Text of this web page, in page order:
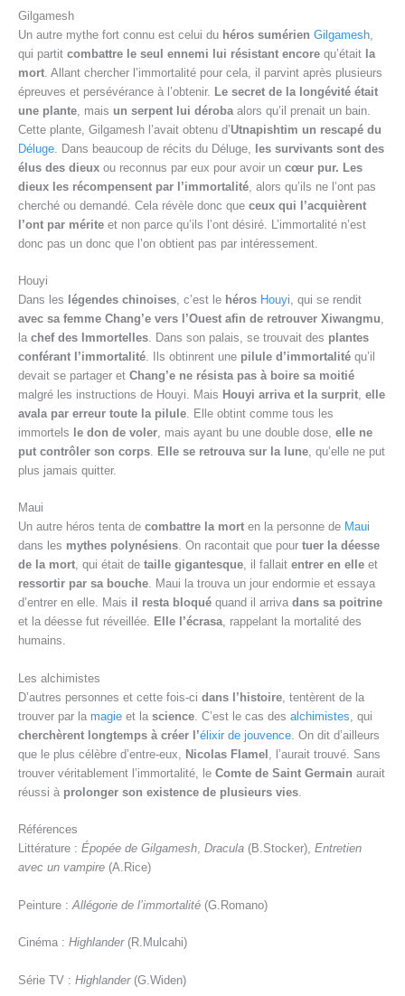
Gilgamesh
Un autre mythe fort connu est celui du héros sumérien Gilgamesh
qui partit combattre le seul ennemi lui résistant encore qu’était la
mort . Allant chercher l’immortalité pour cela, il parvint après plusieurs
épreuves et persévérance à l’obtenir. Le secret de la longévité était
une plante , mais un serpent lui déroba alors qu’il prenait un bain.
Cette plante, Gilgamesh l’avait obtenu d’Utnapishtim un rescapé du
Déluge . Dans beaucoup de récits du Déluge, les survivants sont des
élus des dieux ou reconnus par eux pour avoir un cœur pur. Les
dieux les récompensent par l’immortalité , alors qu’ils ne l’ont pas
cherché ou demandé. Cela révèle donc que ceux qui l’acquièrent
l’ont par mérite et non parce qu’ils l’ont désiré. L’immortalité n’est
donc pas un donc que l’on obtient pas par intéressement.
Houyi
Dans les légendes chinoises, c’est le héros Houyi, qui se rendit
avec sa femme Chang’e vers l’Ouest afin de retrouver Xiwangmu,
la chef des Immortelles. Dans son palais, se trouvait des plantes
conférant l’immortalité. Ils obtinrent une pilule d’immortalité qu’il
devait se partager et Chang’e ne résista pas à boire sa moitié
malgré les instructions de Houyi. Mais Houyi arriva et la surprit, elle
avala par erreur toute la pilule. Elle obtint comme tous les
immortels le don de voler, mais ayant bu une double dose, elle ne
put contrôler son corps. Elle se retrouva sur la lune, qu’elle ne put
plus jamais quitter.
Maui
Un autre héros tenta de combattre la mort en la personne de Maui
dans les mythes polynésiens. On racontait que pour tuer la déesse
de la mort, qui était de taille gigantesque, il fallait entrer en elle et
ressortir par sa bouche. Maui la trouva un jour endormie et essaya
d’entrer en elle. Mais il resta bloqué quand il arriva dans sa poitrine
et la déesse fut réveillée. Elle l’écrasa, rappelant la mortalité des
humains.
Les alchimistes
D’autres personnes et cette fois-ci dans l’histoire , tentèrent de la
trouver par la magie et la science . C’est le cas des alchimistes , qui
cherchèrent longtemps à créer l’élixir de jouvence . On dit d’ailleurs
que le plus célèbre d’entre-eux,
Nicolas Flamel
, l’aurait trouvé. Sans
trouver véritablement l’immortalité, le Comte de Saint Germain aurait
réussi à prolonger son existence de plusieurs vies
Références
Littérature : Épopée de Gilgamesh, Dracula (B.Stocker), Entretien
avec un vampire (A.Rice)
Peinture : Allégorie de l’immortalité (G.Romano)
Cinéma : Highlander(R.Mulcahi)
Série TV : Highlander(G.Widen)